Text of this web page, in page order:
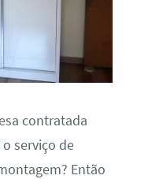
contratada
serviço de
Então